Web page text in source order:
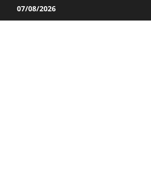
07/08/2026